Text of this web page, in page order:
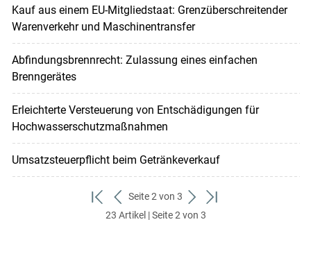
Kauf aus einem EU-Mitgliedstaat: Grenzüberschreitender
Warenverkehr und Maschinentransfer
Abfindungsbrennrecht: Zulassung eines einfachen
Brenngerätes
Erleichterte Versteuerung von Entschädigungen für
Hochwasserschutzmaßnahmen
Umsatzsteuerpflicht beim Getränkeverkauf
zum
ersten
zurück
zum
Seite 2 von 3
weiter
zum
zum
23 Artikel | Seite 2 von 3